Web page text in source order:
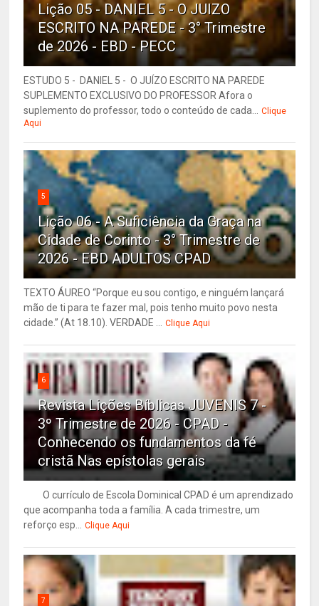
Lição 05 - DANIEL 5 - O JUIZO
ESCRITO NA PAREDE - 3° Trimestre
de 2026 - EBD - PECC
ESTUDO 5 - DANIEL 5 - O JUÍZO ESCRITO NA PAREDE
SUPLEMENTO EXCLUSIVO DO PROFESSOR Afora o
suplemento do professor, todo o conteúdo de cada... Clique
Aqui
5
Lição 06 - A Suficiência da Graça na
Cidade de Corinto - 3° Trimestre de
2026 - EBD ADULTOS CPAD
TEXTO ÁUREO “Porque eu sou contigo, e ninguém lançará
mão de ti para te fazer mal, pois tenho muito povo nesta
cidade.” (At 18.10). VERDADE ... Clique Aqui
6
Revista Lições Bíblicas JUVENIS 7 -
3º Trimestre de 2026 - CPAD -
Conhecendo os fundamentos da fé
cristã Nas epístolas gerais
O currículo de Escola Dominical CPAD é um aprendizado
que acompanha toda a família. A cada trimestre, um
reforço esp... Clique Aqui
7